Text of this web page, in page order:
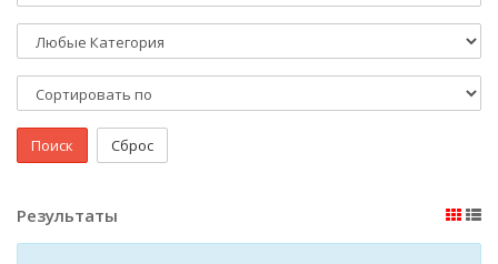
Поиск Сброс
Результаты